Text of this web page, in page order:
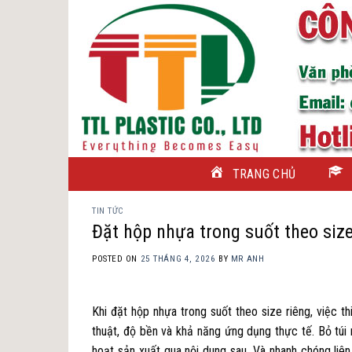
content
TRANG CHỦ
TIN TỨC
Đặt hộp nhựa trong suốt theo
POSTED ON 25 THÁNG 4, 2026 BY MR ANH
Khi đặt hộp nhựa trong suốt theo size riêng, việc
thuật, độ bền và khả năng ứng dụng thực tế. Bỏ